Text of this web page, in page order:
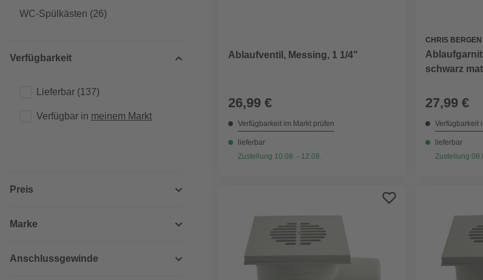
WC-Spülkästen (26)
Verfügbarkeit
Lieferbar (137)
Verfügbar in meinem Markt
Preis
Marke
Anschlussgewinde
Ablaufventil, Messing, 1 1/4"
26,99 €
Verfügbarkeit im Markt prüfen
lieferbar
Zustellung 10.08. - 12.08.
CHRIS BERGEN
schwarz
27,99 €
Verfügbarkeit
lieferbar
Zustellung